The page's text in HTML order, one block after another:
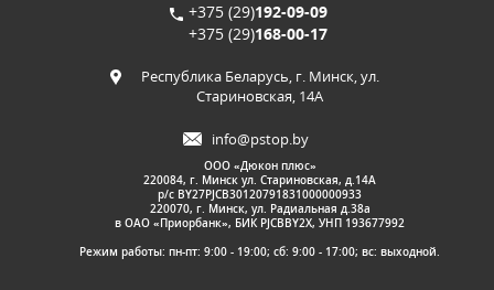
+375 (29)192-09-09
+375 (29)168-00-17
Республика Беларусь, г. Минск, ул.
Стариновская, 14А
info@pstop.by
ООО «Дюкон плюс»
220084, г. Минск ул. Стариновская, д.14А
р/с BY27PJCB30120791831000000933
220070, г. Минск, ул. Радиальная д.38а
в ОАО «Приорбанк», БИК PJCBBY2X, УНП 193677992
Режим работы: пн-пт: 9:00 - 19:00; сб: 9:00 - 17:00; вс: выходной.